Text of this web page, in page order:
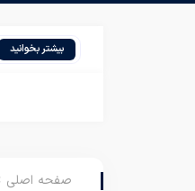
بیشتر بخوانید
قیمت فروش روبالشی بیمارستانی
صفحه اصلی